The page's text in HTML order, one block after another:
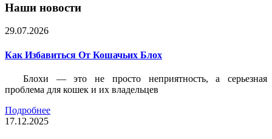
Наши новости
29.07.2026
Как Избавиться От Кошачьих Блох
Блохи — это не просто неприятность, а серьезная
проблема для кошек и их владельцев
Подробнее
17.12.2025